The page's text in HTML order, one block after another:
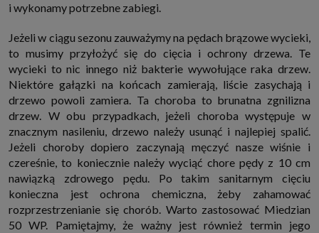
Na naszych stronach używamy znaczników internetowych takich jak pliki
np. cookie lub local storage do zbierania i przetwarzania danych
osobowych w celu personalizowania treści i reklam oraz analizowania
ruchu na stronach, aplikacjach i w Internecie. W ten sposób technologię tę
wykorzystują również podmioty z Grupy SAGIER oraz nasi Zaufani
Partnerzy, którzy także chcą dopasowywać reklamy do Twoich preferencji.
Cookies to dane informatyczne zapisywane w plikach i przechowywane na
Twoim urządzeniu końcowym (tj. twój komputer, tablet, smartphone itp.),
które przeglądarka wysyła do serwera przy każdorazowym wejściu na
stronę z tego urządzenia, podczas gdy odwiedzasz strony w Internecie.
Szczegółową informację na temat plików cookie i ich funkcjonowania
znajdzieszpod tym linkiem
. Pod tym linkiem znajdziesz także informację
o tym jak zmienić ustawienia przeglądarki, aby ograniczyć lub wyłączyć
funkcjonowanie plików cookies itp. oraz jak usunąć takie pliki z Twojego
urządzenia.
Twoje uprawnienia
Przysługują Ci następujące uprawnienia wobec Twoich danych i ich
przetwarzania przez nas, inne podmioty z Grupy SAGIER i Zaufanych
i wykonamy potrzebne zabiegi.
Jeżeli w ciągu sezonu zauważymy na pędach brązowe wycieki,
to musimy przyłożyć się do cięcia i ochrony drzewa. Te
wycieki to nic innego niż bakterie wywołujące raka drzew.
Niektóre gałązki na końcach zamierają, liście zasychają i
drzewo powoli zamiera. Ta choroba to brunatna zgnilizna
drzew. W obu przypadkach, jeżeli choroba występuje w
znacznym nasileniu, drzewo należy usunąć i najlepiej spalić.
Jeżeli choroby dopiero zaczynają męczyć nasze wiśnie i
czereśnie, to koniecznie należy wyciąć chore pędy z 10 cm
nawiązką zdrowego pędu. Po takim sanitarnym cięciu
konieczna jest ochrona chemiczna, żeby zahamować
rozprzestrzenianie się chorób. Warto zastosować Miedzian
50 WP. Pamiętajmy, że ważny jest również termin jego